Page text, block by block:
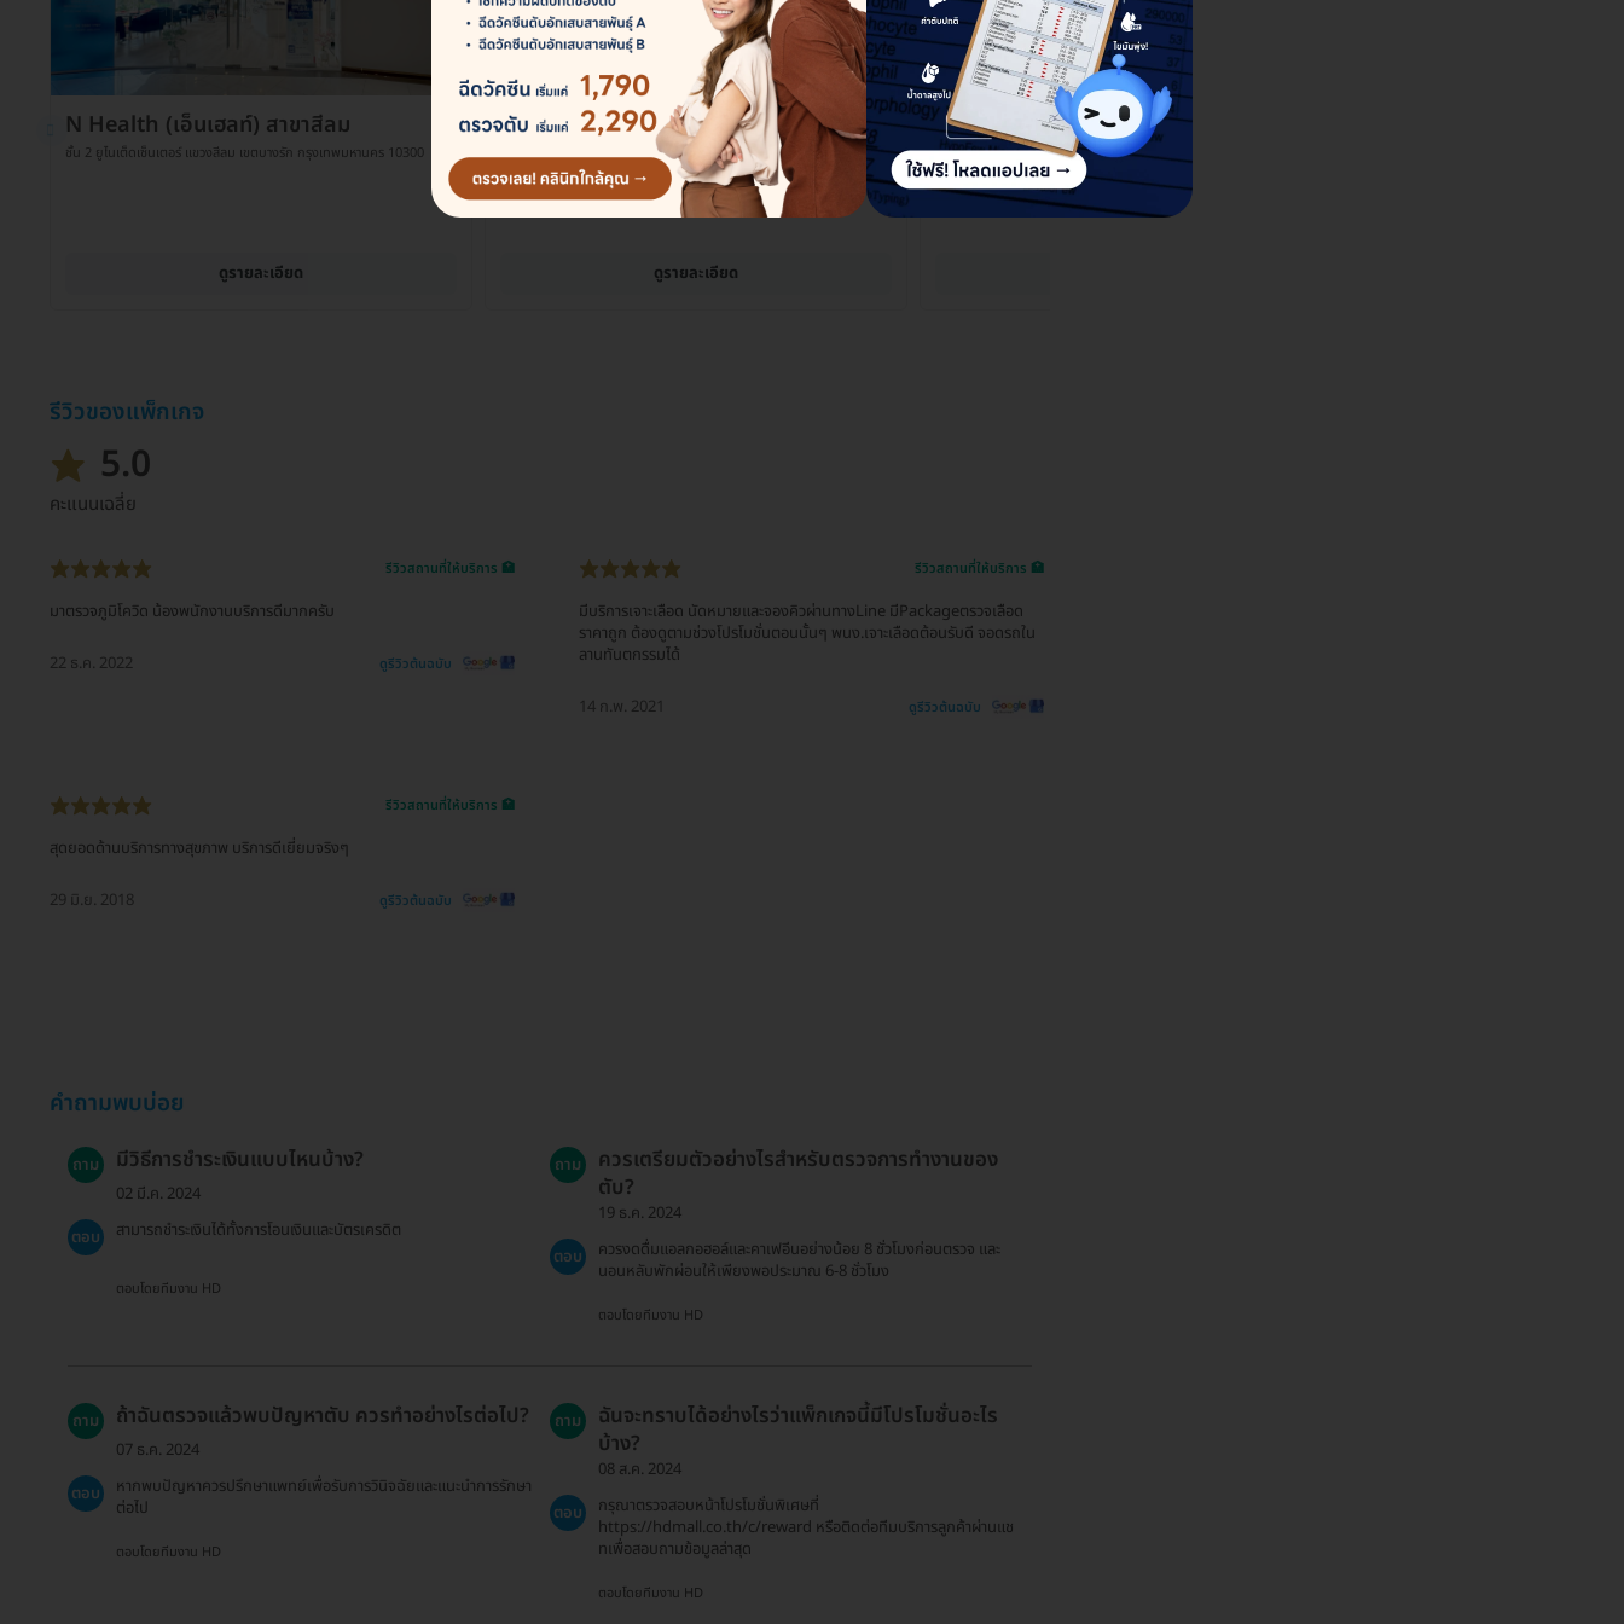
N Health (เอ็นเฮลท์) สาขาสีลม
ชั้น 2 ยูไนเต็ดเซ็นเตอร์ แขวงสีลม เขตบางรัก กรุงเทพมหานคร 10300
ดูรายละเอียด
N Health (เอ็นเฮลท์) สาขาพัทยา
301/1 หมู่ 6 ถ. สุขุมวิท กม. ที่ 143 ต. นาเกลือ อ. บางละมุง จ. ชลบุรี
20150
ดูรายละเอียด
N Health (เอ็นเฮลท์) สาขาระยอง
13/9 หมู่ 3 ถ. สุขุมวิท ต. เนินพระ อ. เมือง จ. ระยอง 21000
รีวิวของแพ็กเกจ
5.0
คะแนนเฉลี่ย
รีวิวสถานที่ให้บริการ 🏥
มาตรวจภูมิโควิด น้องพนักงานบริการดีมากครับ
22 ธ.ค. 2022 ดูรีวิวต้นฉบับ
รีวิวสถานที่ให้บริการ 🏥
มีบริการเจาะเลือด นัดหมายและจองคิวผ่านทางLine มีPackageตรวจเลือด
ราคาถูก ต้องดูตามช่วงโปรโมชั่นตอนนั้นๆ พนง.เจาะเลือดต้อนรับดี จอดรถใน
ลานทันตกรรมได้
14 ก.พ. 2021 ดูรีวิวต้นฉบับ
รีวิวสถานที่ให้บริการ 🏥
สุดยอดด้านบริการทางสุขภาพ บริการดีเยี่ยมจริงๆ
29 มิ.ย. 2018 ดูรีวิวต้นฉบับ
คำถามพบบ่อย
ถาม มีวิธีการชำระเงินแบบไหนบ้าง?
02 มี.ค. 2024
ตอบ
สามารถชำระเงินได้ทั้งการโอนเงินและบัตรเครดิต
ตอบโดยทีมงาน HD
ถาม
ควรเตรียมตัวอย่างไรสำหรับตรวจการทำงานของ
ตับ?
19 ธ.ค. 2024
ตอบ
ควรงดดื่มแอลกอฮอล์และคาเฟอีนอย่างน้อย 8 ชั่วโมงก่อนตรวจ และ
นอนหลับพักผ่อนให้เพียงพอประมาณ 6-8 ชั่วโมง
ตอบโดยทีมงาน HD
ถาม ถ้าฉันตรวจแล้วพบปัญหาตับ ควรทำอย่างไรต่อไป?
07 ธ.ค. 2024
ตอบ
หากพบปัญหาควรปรึกษาแพทย์เพื่อรับการวินิจฉัยและแนะนำการรักษา
ต่อไป
ตอบโดยทีมงาน HD
ถาม
ฉันจะทราบได้อย่างไรว่าแพ็กเกจนี้มีโปรโมชั่นอะไร
บ้าง?
08 ส.ค. 2024
ตอบ
กรุณาตรวจสอบหน้าโปรโมชั่นพิเศษที่
https://hdmall.co.th/c/reward หรือติดต่อทีมบริการลูกค้าผ่านแช
ทเพื่อสอบถามข้อมูลล่าสุด
ตอบโดยทีมงาน HD